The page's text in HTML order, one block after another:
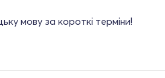
мову за короткі терміни!